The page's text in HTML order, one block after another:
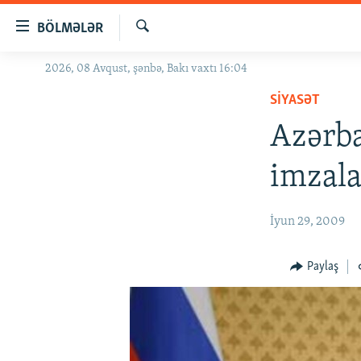
BÖLMƏLƏR
GÜNDƏM
Axtar
2026, 08 Avqust, şənbə, Bakı vaxtı 16:04
SIYASƏT
İyun 29, 2009
Paylaş